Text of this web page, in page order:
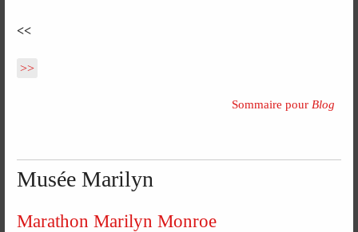
<<
>>
Sommaire pour Blog
Musée Marilyn
Marathon Marilyn Monroe